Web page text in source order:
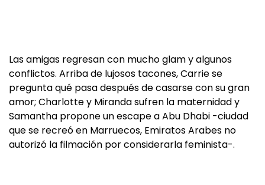
Las amigas regresan con mucho glam y algunos
conflictos. Arriba de lujosos tacones, Carrie se
pregunta qué pasa después de casarse con su gran
amor; Charlotte y Miranda sufren la maternidad y
Samantha propone un escape a Abu Dhabi -ciudad
que se recreó en Marruecos, Emiratos Arabes no
autorizó la filmación por considerarla feminista-.